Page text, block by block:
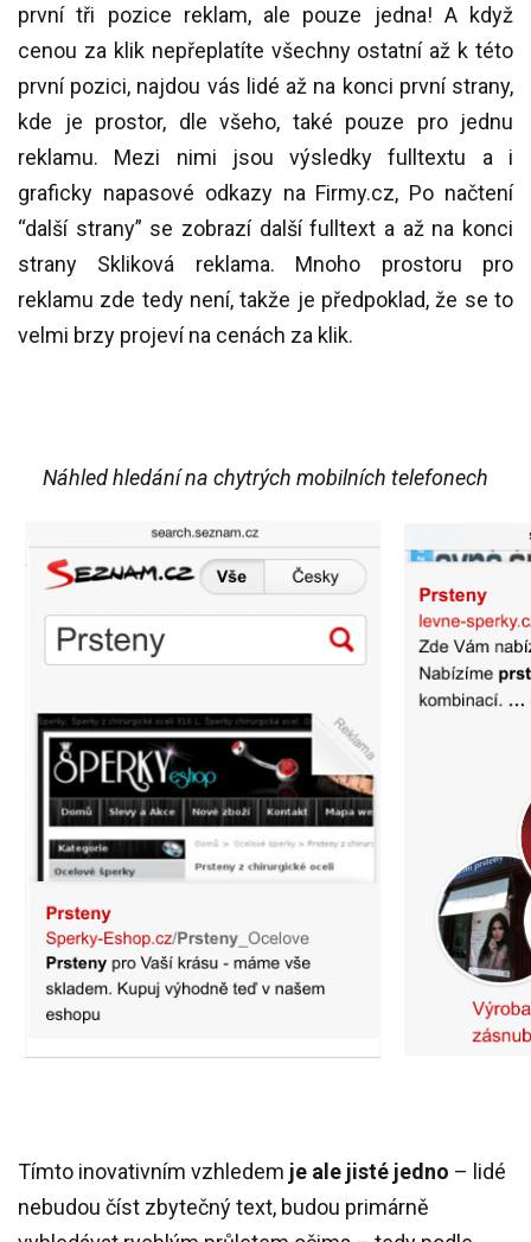
první tři pozice reklam, ale pouze jedna! A když
cenou za klik nepřeplatíte všechny ostatní až k této
první pozici, najdou vás lidé až na konci první strany,
kde je prostor, dle všeho, také pouze pro jednu
reklamu. Mezi nimi jsou výsledky fulltextu a i
graficky napasové odkazy na Firmy.cz, Po načtení
“další strany” se zobrazí další fulltext a až na konci
strany Skliková reklama. Mnoho prostoru pro
reklamu zde tedy není, takže je předpoklad, že se to
velmi brzy projeví na cenách za klik.
Náhled hledání na chytrých mobilních telefonech
Tímto inovativním vzhledem je ale jisté jedno – lidé
nebudou číst zbytečný text, budou primárně